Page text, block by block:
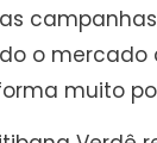
o mercado
muito